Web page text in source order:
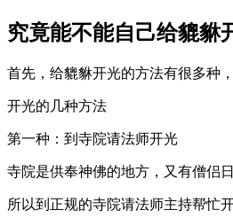
究竟能不能自己给貔貅
首先，给貔貅开光的方法有很多种
开光的几种方法
第一种：到寺院请法师开光
寺院是供奉神佛的地方，又有僧侣
所以到正规的寺院请法师主持帮忙